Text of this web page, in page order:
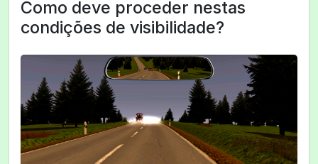
Como deve proceder nestas
condições de visibilidade?